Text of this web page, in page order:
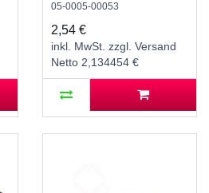
CMOS, -40..125 °C
05-0005-00053
2,54 €
inkl. MwSt. zzgl. Versand
Netto 2,134454 €